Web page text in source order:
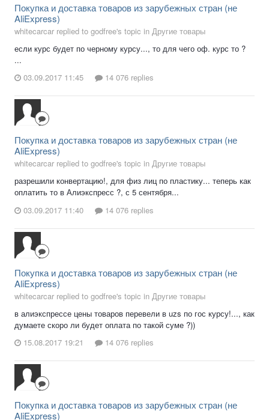
Покупка и доставка товаров из зарубежных стран (не
AliExpress)
whitecarcar replied to godfree's topic in Другие товары
если курс будет по черному курсу..., то для чего оф. курс то ?
...
03.09.2017 11:45
14 076 replies
Покупка и доставка товаров из зарубежных стран (не
AliExpress)
whitecarcar replied to godfree's topic in Другие товары
разрешили конвертацию!, для физ лиц по пластику... теперь как
оплатить то в Алиэкспресс ?, с 5 сентября...
03.09.2017 11:40
14 076 replies
Покупка и доставка товаров из зарубежных стран (не
AliExpress)
whitecarcar replied to godfree's topic in Другие товары
в алиэкспрессе цены товаров перевели в uzs по гос курсу!..., как
думаете скоро ли будет оплата по такой суме ?))
15.08.2017 19:21
14 076 replies
Покупка и доставка товаров из зарубежных стран (не
AliExpress)